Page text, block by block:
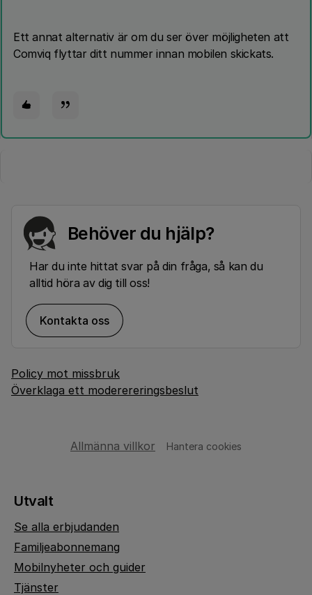
Ett annat alternativ är om du ser över möjligheten att
Comviq flyttar ditt nummer innan mobilen skickats.
Behöver du hjälp?
Har du inte hittat svar på din fråga, så kan du
alltid höra av dig till oss!
Kontakta oss
Policy mot missbruk
Överklaga ett moderereringsbeslut
Allmänna villkor Hantera cookies
Utvalt
Se alla erbjudanden
Familjeabonnemang
Mobilnyheter och guider
Tjänster